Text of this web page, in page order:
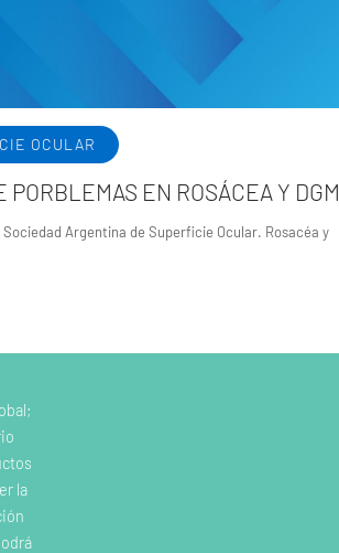
OCULAR
PORBLEMAS EN ROSÁCEA Y DGM
Sociedad Argentina de Superficie Ocular. Rosacéa y
la